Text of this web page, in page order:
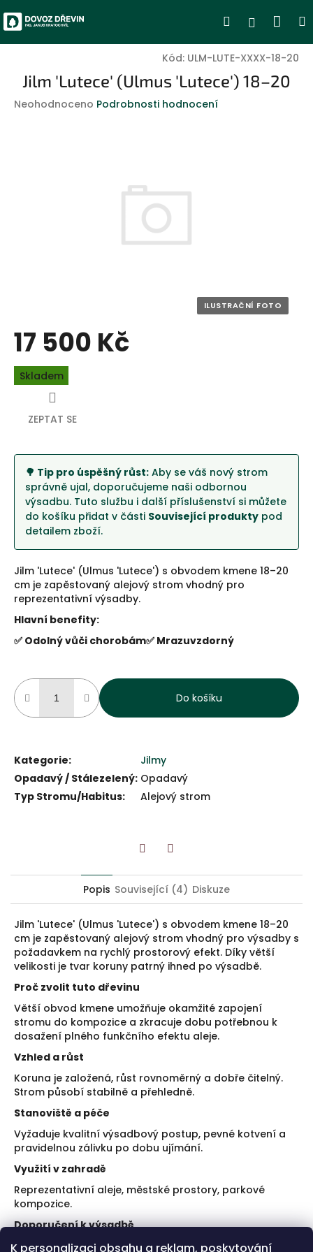
K personalizaci obsahu a reklam, poskytování
na
obsah
Hledat
Kód: ULM-LUTE-XXXX-18-20
Jilm 'Lutece' (Ulmus 'Lutece') 18–20
Průměrné
Neohodnoceno Podrobnosti hodnocení
17 500 Kč
Měrná
cena:
Skladem
Do košíku
🌳 Tip pro úspěšný růst: Aby se váš nový strom
správně ujal, doporučujeme naši odbornou
výsadbu. Tuto službu i další příslušenství si můžete
do košíku přidat v části Související produkty pod
detailem zboží.
Jilm 'Lutece' (Ulmus 'Lutece') s obvodem kmene 18–20
cm je zapěstovaný alejový strom vhodný pro
reprezentativní výsadby.
Hlavní benefity:
✅ Odolný vůči chorobám✅ Mrazuvzdorný
Kategorie:
Jilmy
Opadavý / Stálezelený: Opadavý
Typ Stromu/Habitus: Alejový strom
ZEPTAT SE
Popis Související (4) Diskuze
Jilm 'Lutece' (Ulmus 'Lutece') s obvodem kmene 18–20
cm je zapěstovaný alejový strom vhodný pro výsadby s
požadavkem na rychlý prostorový efekt. Díky větší
velikosti je tvar koruny patrný ihned po výsadbě.
Proč zvolit tuto dřevinu
Větší obvod kmene umožňuje okamžité zapojení
stromu do kompozice a zkracuje dobu potřebnou k
dosažení plného funkčního efektu aleje.
Vzhled a růst
Koruna je založená, růst rovnoměrný a dobře čitelný.
Strom působí stabilně a přehledně.
Stanoviště a péče
Vyžaduje kvalitní výsadbový postup, pevné kotvení a
pravidelnou zálivku po dobu ujímání.
Využití v zahradě
Reprezentativní aleje, městské prostory, parkové
kompozice.
Doporučení k výsadbě
Zajistěte dostatečně velkou výsadbovou jámu.